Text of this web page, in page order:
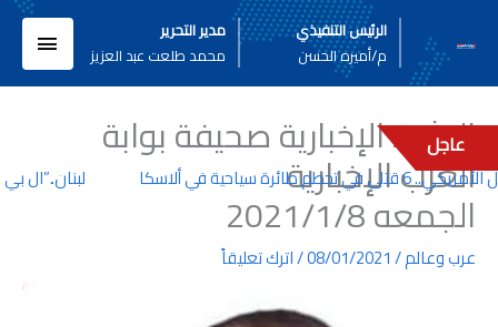
المحتوى
الرئيس التنفيذي
م/أميره الحسن
مدير التحرير
محمد طلعت عبد العزيز
عاجل
سياحية في ألاسكا لبنان..”ال بي
النشرة الإخبارية صحيفة بوابة
العرب الإخبارية
الجمعه 2021/1/8
عرب وعالم/
08/01/2021
/اترك تعليقاً